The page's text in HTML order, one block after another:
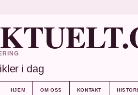
i dag
HJEM OM OSS KONTAKT